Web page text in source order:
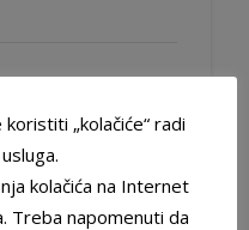
„kolačiće“ radi
kolačića na Internet
Treba napomenuti da